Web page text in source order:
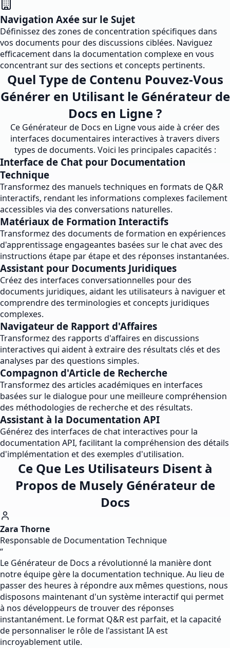
Navigation Axée sur le Sujet
Définissez des zones de concentration spécifiques dans
vos documents pour des discussions ciblées. Naviguez
efficacement dans la documentation complexe en vous
concentrant sur des sections et concepts pertinents.
Quel Type de Contenu Pouvez-Vous
Générer en Utilisant le Générateur de
Docs en Ligne ?
Ce Générateur de Docs en Ligne vous aide à créer des
interfaces documentaires interactives à travers divers
types de documents. Voici les principales capacités :
Interface de Chat pour Documentation
Technique
Transformez des manuels techniques en formats de Q&R
interactifs, rendant les informations complexes facilement
accessibles via des conversations naturelles.
Matériaux de Formation Interactifs
Transformez des documents de formation en expériences
d'apprentissage engageantes basées sur le chat avec des
instructions étape par étape et des réponses instantanées.
Assistant pour Documents Juridiques
Créez des interfaces conversationnelles pour des
documents juridiques, aidant les utilisateurs à naviguer et
comprendre des terminologies et concepts juridiques
complexes.
Navigateur de Rapport d'Affaires
Transformez des rapports d'affaires en discussions
interactives qui aident à extraire des résultats clés et des
analyses par des questions simples.
Compagnon d'Article de Recherche
Transformez des articles académiques en interfaces
basées sur le dialogue pour une meilleure compréhension
des méthodologies de recherche et des résultats.
Assistant à la Documentation API
Générez des interfaces de chat interactives pour la
documentation API, facilitant la compréhension des détails
d'implémentation et des exemples d'utilisation.
Ce Que Les Utilisateurs Disent à
Propos de Musely Générateur de
Docs
Zara Thorne
Responsable de Documentation Technique
“
Le Générateur de Docs a révolutionné la manière dont
notre équipe gère la documentation technique. Au lieu de
passer des heures à répondre aux mêmes questions, nous
disposons maintenant d'un système interactif qui permet
à nos développeurs de trouver des réponses
instantanément. Le format Q&R est parfait, et la capacité
de personnaliser le rôle de l'assistant IA est
incroyablement utile.